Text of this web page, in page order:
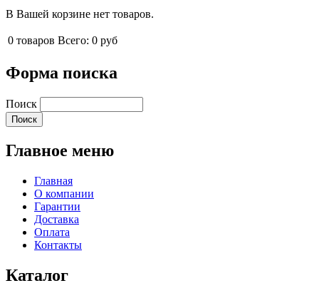
В Вашей корзине нет товаров.
0 товаров Всего: 0 руб
Форма поиска
Поиск
Главное меню
Главная
О компании
Гарантии
Доставка
Оплата
Контакты
Каталог